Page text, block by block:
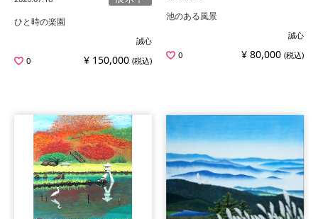
ひと時の楽園
誠心
0
¥ 150,000 (税込)
池のある風景
誠心
0
¥ 80,000 (税込)